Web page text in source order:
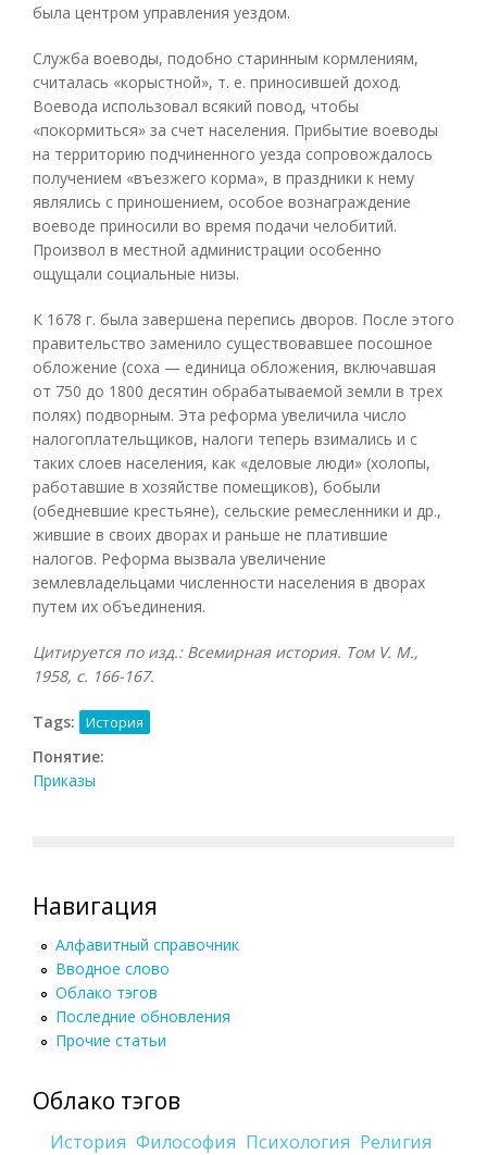
была центром управления уездом.
Служба воеводы, подобно старинным кормлениям,
считалась «корыстной», т. е. приносившей доход.
Воевода использовал всякий повод, чтобы
«покормиться» за счет населения. Прибытие воеводы
на территорию подчиненного уезда сопровождалось
получением «въезжего корма», в праздники к нему
являлись с приношением, особое вознаграждение
воеводе приносили во время подачи челобитий.
Произвол в местной администрации особенно
ощущали социальные низы.
К 1678 г. была завершена перепись дворов. После этого
правительство заменило существовавшее посошное
обложение (соха — единица обложения, включавшая
от 750 до 1800 десятин обрабатываемой земли в трех
полях) подворным. Эта реформа увеличила число
налогоплательщиков, налоги теперь взимались и с
таких слоев населения, как «деловые люди» (холопы,
работавшие в хозяйстве помещиков), бобыли
(обедневшие крестьяне), сельские ремесленники и др.,
жившие в своих дворах и раньше не платившие
налогов. Реформа вызвала увеличение
землевладельцами численности населения в дворах
путем их объединения.
Цитируется по изд.: Всемирная история. Том V. М.,
1958, с. 166-167.
Tags: История
Понятие:
Приказы
Навигация
Алфавитный справочник
Вводное слово
Облако тэгов
Последние обновления
Прочие статьи
Облако тэгов
История Философия Психология Религия